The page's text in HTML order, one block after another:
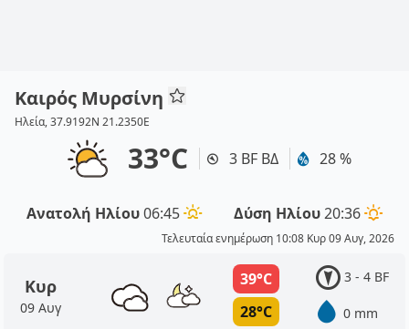
Καιρός Μυρσίνη
Ηλεία, 37.9192N 21.2350E
33°C 3 BF ΒΔ 28 %
Ανατολή Ηλίου06:45 Δύση Ηλίου20:36
Τελευταία ενημέρωση 10:08 Κυρ 09 Αυγ, 2026
Κυρ
09 Αυγ
39°C
28°C
3 - 4 BF
0 mm